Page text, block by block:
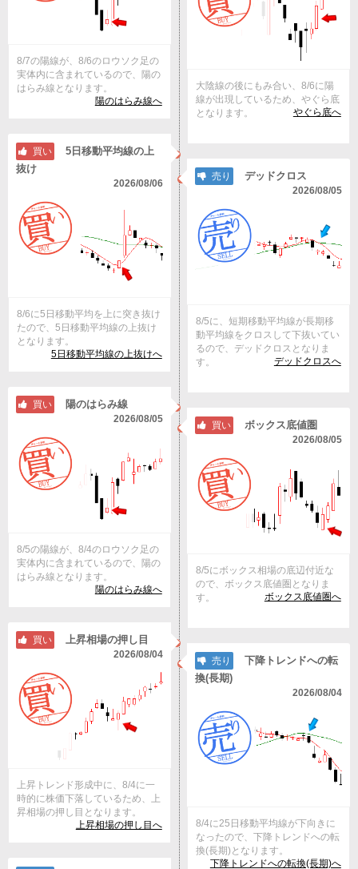
8/7の陽線が、8/6のロウソク足の
実体内に含まれているので、陽の
はらみ線となります。
陽のはらみ線へ
大陰線の後にもみ合い、8/6に陽
線が出現しているため、やぐら底
となります。
やぐら底へ
買い
5日移動平均線の上
抜け
2026/08/06
8/6に5日移動平均を上に突き抜け
たので、5日移動平均線の上抜け
となります。
5日移動平均線の上抜けへ
売り デッドクロス
2026/08/05
8/5に、短期移動平均線が長期移
動平均線をクロスして下抜いてい
るので、デッドクロスとなりま
す。
デッドクロスへ
買い 陽のはらみ線
2026/08/05
8/5の陽線が、8/4のロウソク足の
実体内に含まれているので、陽の
はらみ線となります。
陽のはらみ線へ
買い ボックス底値圏
2026/08/05
8/5にボックス相場の底辺付近な
ので、ボックス底値圏となりま
す。
ボックス底値圏へ
買い 上昇相場の押し目
2026/08/04
上昇トレンド形成中に、8/4に一
時的に株価下落しているため、上
昇相場の押し目となります。
上昇相場の押し目へ
売り
下降トレンドへの転
換(長期)
2026/08/04
8/4に25日移動平均線が下向きに
なったので、下降トレンドへの転
換(長期)となります。
下降トレンドへの転換(長期)へ